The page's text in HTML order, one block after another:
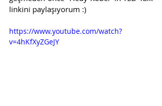
linkini paylaşıyorum :)
https://www.youtube.com/watch?
v=4hKfXyZGeJY